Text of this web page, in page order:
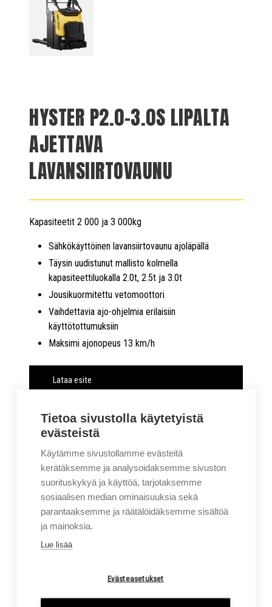
HYSTER P2.0-3.0S LIPALTA
AJETTAVA
LAVANSIIRTOVAUNU
Kapasiteetit 2 000 ja 3 000kg
Sähkökäyttöinen lavansiirtovaunu ajoläpällä
Täysin uudistunut mallisto kolmella
kapasiteettiluokalla 2.0t, 2.5t ja 3.0t
Jousikuormitettu vetomoottori
Vaihdettavia ajo-ohjelmia erilaisiin
käyttötottumuksiin
Maksimi ajonopeus 13 km/h
Lataa esite
Soita 0207414400
Yhteydenottopyyntö
Tietoa sivustolla käytetyistä
evästeistä
Käytämme sivustollamme evästeitä
kerätäksemme ja analysoidaksemme sivuston
suorituskykyä ja käyttöä, tarjotaksemme
sosiaalisen median ominaisuuksia sekä
parantaaksemme ja räätälöidäksemme sisältöä
ja mainoksia.
Lue lisää
Evästeasetukset